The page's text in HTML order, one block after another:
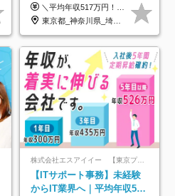
年3回◆5年目まで必ず昇給
＼平均年収517万円！入社5年目まで毎年必ず昇給／ ■賞与年3回 ■年収800万円以上も可 ■入社3年以上の平均年収469.2万円 月給23万2000円以上＋賞与年3回＋各種手当 ☆入社5年目まで最大1万5000円の定期昇給を確約 ┃各種手当充実 ・規定の資格を取得すれば、2000円～5万円を毎月支給（2万4000円～60万円／年） ・研修中に取得した取得率95％の資格でも研修後の給料UP ※月給は年齢・経験・能力を考慮して、優遇いたします ※上記月給金額は固定残業代（20時間/3万1300円円以上）を含み、超過分は別途支給いたします ※試用期間（6ヶ月）は月給に変動はありますが、その他待遇に差異はありません ├入社後1ヶ月～3ヶ月間は、月給20万1900円となります └上記金額は固定残業代（10時間／1万6000円）を含み、超過分は別途支給いたします
東京都_神奈川県_埼玉県_千葉県_大阪府_愛知県_北海道_青森県_岩手県_宮城県_秋田県_山形県_福島県_茨城県_栃木県_群馬県_新潟県_山梨県_長野県_富山県_石川県_福井県_静岡県_岐阜県_三重県_兵庫県_京都府_滋賀県_奈良県_和歌山県_広島県_岡山県_鳥取県_島根県_山口県_徳島県_香川県_愛媛県_高知県_福岡県_熊本県_佐賀県_長崎県_大分県_宮崎県_鹿児島県_沖縄県
株式会社エスアイイー 【東京プロマーケット上場】
【ITサポート事務】未経験
からIT業界へ｜平均年収517